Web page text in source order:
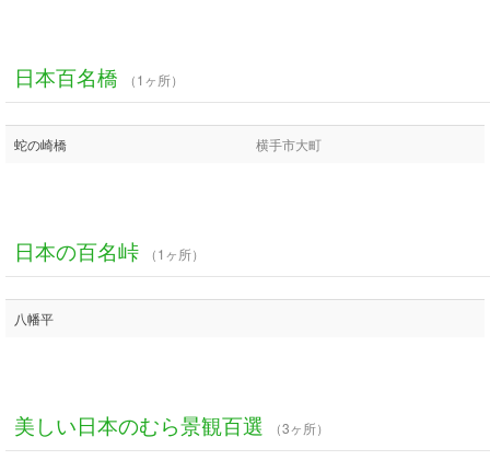
日本百名橋 （1ヶ所）
蛇の崎橋 横手市大町
日本の百名峠 （1ヶ所）
八幡平
美しい日本のむら景観百選 （3ヶ所）